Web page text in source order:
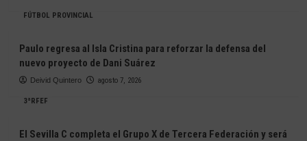
FÚTBOL PROVINCIAL
Paulo regresa al Isla Cristina para reforzar la defensa del
nuevo proyecto de Dani Suárez
Deivid Quintero agosto 7, 2026
3ªRFEF
El Sevilla C completa el Grupo X de Tercera Federación y será